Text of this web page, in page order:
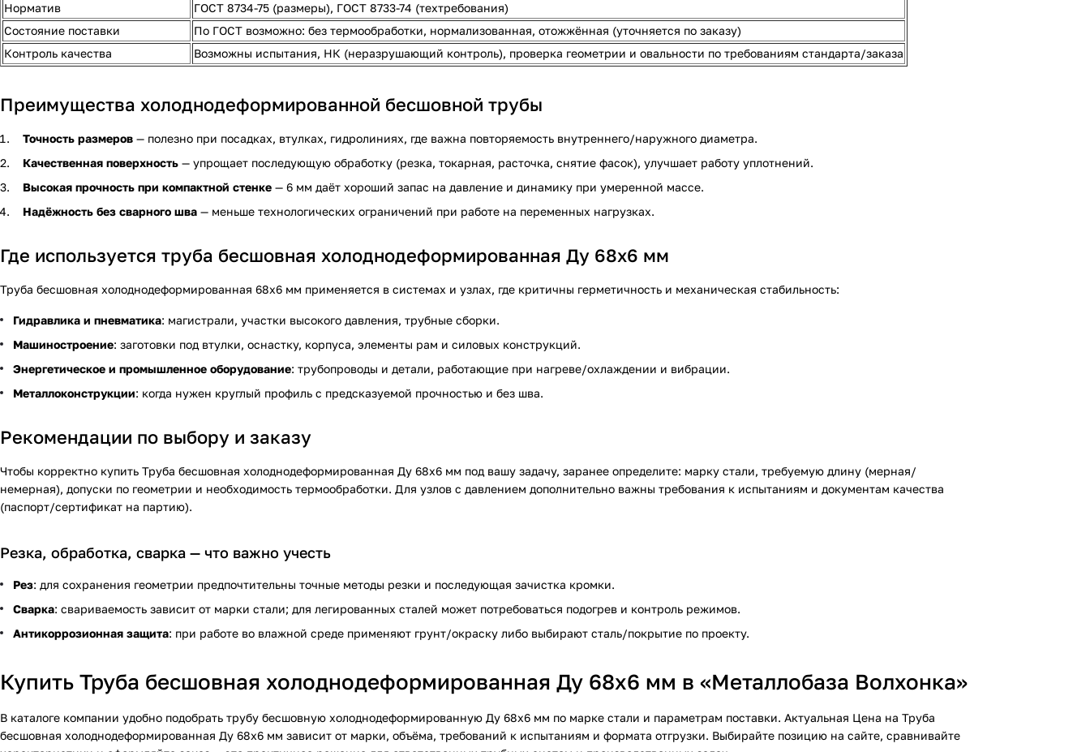
Норматив
ГОСТ 8734-75 (размеры), ГОСТ 8733-74 (техтребования)
Состояние поставки
По ГОСТ возможно: без термообработки, нормализованная, отожжённая (уточняется по заказу)
Контроль качества
Возможны испытания, НК (неразрушающий контроль), проверка геометрии и овальности по требованиям стандарта/заказа
Преимущества холоднодеформированной бесшовной трубы
Точность размеров — полезно при посадках, втулках, гидролиниях, где важна повторяемость внутреннего/наружного диаметра.
Качественная поверхность — упрощает последующую обработку (резка, токарная, расточка, снятие фасок), улучшает работу уплотнений.
Высокая прочность при компактной стенке — 6 мм даёт хороший запас на давление и динамику при умеренной массе.
Надёжность без сварного шва — меньше технологических ограничений при работе на переменных нагрузках.
Где используется труба бесшовная холоднодеформированная Ду 68х6 мм
Труба бесшовная холоднодеформированная 68х6 мм применяется в системах и узлах, где критичны герметичность и механическая стабильность:
Гидравлика и пневматика: магистрали, участки высокого давления, трубные сборки.
Машиностроение: заготовки под втулки, оснастку, корпуса, элементы рам и силовых конструкций.
Энергетическое и промышленное оборудование: трубопроводы и детали, работающие при нагреве/охлаждении и вибрации.
Металлоконструкции: когда нужен круглый профиль с предсказуемой прочностью и без шва.
Рекомендации по выбору и заказу
Чтобы корректно купить Труба бесшовная холоднодеформированная Ду 68х6 мм под вашу задачу, заранее определите: марку стали, требуемую длину (мерная/
немерная), допуски по геометрии и необходимость термообработки. Для узлов с давлением дополнительно важны требования к испытаниям и документам качества
(паспорт/сертификат на партию).
Резка, обработка, сварка — что важно учесть
Рез: для сохранения геометрии предпочтительны точные методы резки и последующая зачистка кромки.
Сварка: свариваемость зависит от марки стали; для легированных сталей может потребоваться подогрев и контроль режимов.
Антикоррозионная защита: при работе во влажной среде применяют грунт/окраску либо выбирают сталь/покрытие по проекту.
Купить Труба бесшовная холоднодеформированная Ду 68х6 мм в «Металлобаза Волхонка»
В каталоге компании удобно подобрать трубу бесшовную холоднодеформированную Ду 68х6 мм по марке стали и параметрам поставки. Актуальная Цена на Труба
бесшовная холоднодеформированная Ду 68х6 мм зависит от марки, объёма, требований к испытаниям и формата отгрузки. Выбирайте позицию на сайте, сравнивайте